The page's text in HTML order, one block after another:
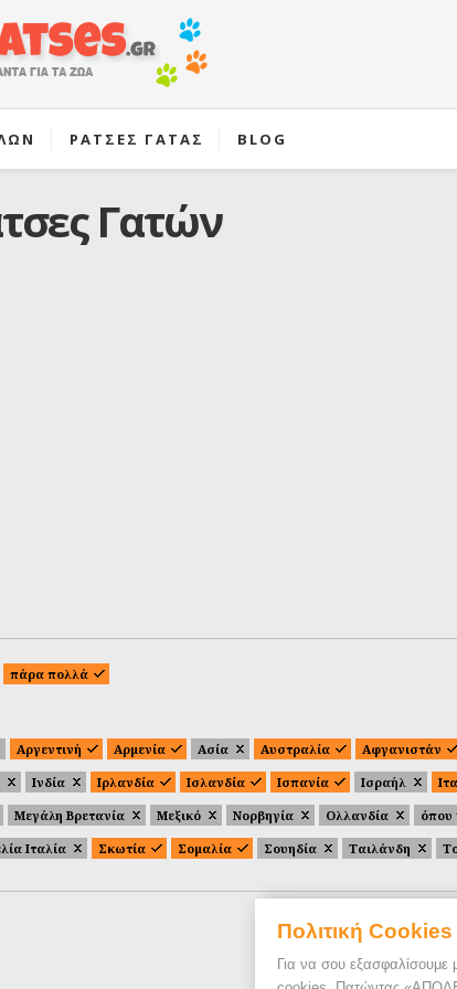
Πολιτική Cookies
Για να σου εξασφαλίσουμε
ΡΑΤΣΕΣ ΓΑΤΑΣ BLOG
Γατών
πάρα πολλά
Αργεντινή Αρμενία Ασία Αυστραλία Αφγανιστάν
Ινδία Ιρλανδία Ισλανδία Ισπανία Ισραήλ
Μεγάλη Βρετανία Μεξικό Νορβηγία Ολλανδία όπου
Ιταλία Σκωτία Σομαλία Σουηδία Ταιλάνδη